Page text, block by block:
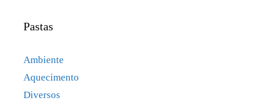
Pastas
Ambiente
Aquecimento
Diversos